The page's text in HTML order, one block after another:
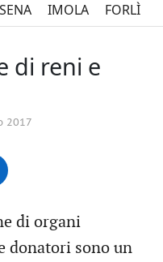
IMOLA FORLÌ
di reni e
2017
di organi
donatori sono un